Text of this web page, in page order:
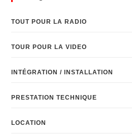
TOUT POUR LA RADIO
TOUR POUR LA VIDEO
INTÉGRATION / INSTALLATION
PRESTATION TECHNIQUE
LOCATION